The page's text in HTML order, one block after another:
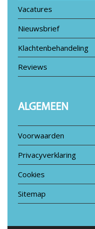
Vacatures
Nieuwsbrief
Klachtenbehandeling
Reviews
ALGEMEEN
Voorwaarden
Privacyverklaring
Cookies
Sitemap